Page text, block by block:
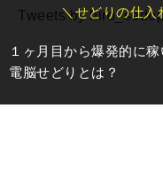
Tweets by＼せどりの仕入
１ヶ月目から爆発的に
電脳せどりとは？